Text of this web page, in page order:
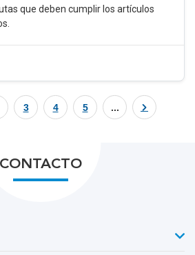
que deben cumplir los artículos
3 4 5 ...
CONTACTO